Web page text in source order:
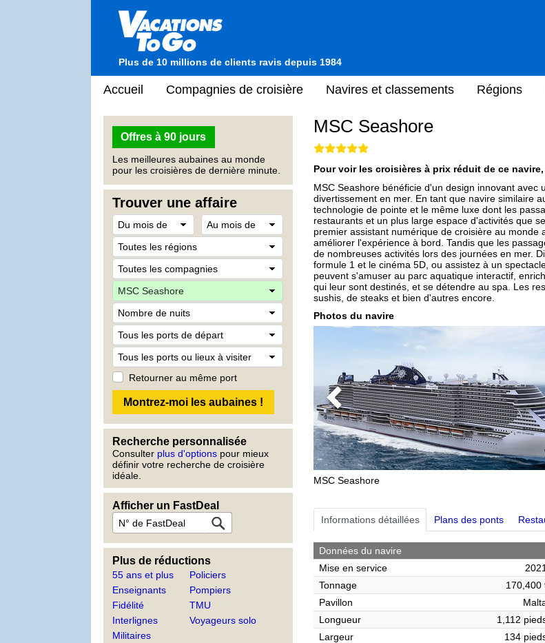
Plus de 10 millions de clients ravis depuis 1984
Accueil Compagnies de croisière Navires et classements Régions
Offres à 90 jours
Les meilleures aubaines au monde
pour les croisières de dernière minute.
Trouver une affaire
Retourner au même port
Recherche personnalisée
Consulter plus d'options pour mieux
définir votre recherche de croisière
idéale.
Afficher un FastDeal
Plus de réductions
55 ans et plus
Enseignants
Fidélité
Interlignes
Militaires
Policiers
Pompiers
TMU
Voyageurs solo
MSC Seashore
Pour voir les croisières à prix réduit de ce
MSC Seashore bénéficie d'un design innovant
divertissement en mer. En tant que navire similaire
technologie de pointe et le même luxe dont les
restaurants et un plus large espace d'activités que
premier assistant numérique de croisière au
améliorer l'expérience à bord. Tandis que les
de nombreuses activités lors des journées en mer.
formule 1 et le cinéma 5D, ou assistez à un
peuvent s'amuser au parc aquatique interactif,
qui leur sont destinés, et se détendre au spa. Les
sushis, de steaks et bien d'autres encore.
Photos du navire
Previous
MSC Seashore
Informations détaillées Plans des ponts
Données du navire
Mise en service
2021
Tonnage
170,400
Pavillon
Longueur
1,112
Largeur
134